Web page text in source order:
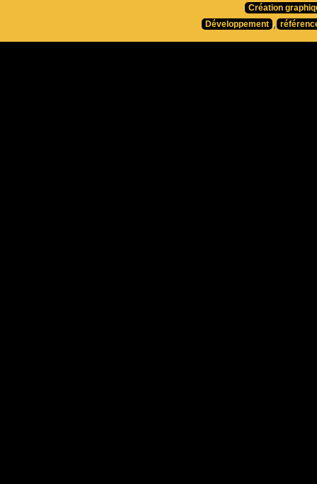
Création
Développement ,